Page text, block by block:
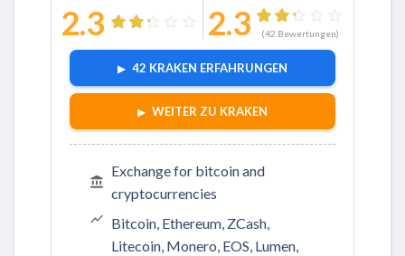
2.3 2.3 (42 Bewertungen)
42 KRAKEN ERFAHRUNGEN
WEITER ZU KRAKEN
Exchange for bitcoin and
cryptocurrencies
Bitcoin, Ethereum, ZCash,
Litecoin, Monero, EOS, Lumen,